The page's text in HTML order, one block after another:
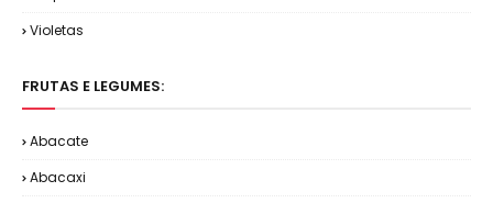
Violetas
FRUTAS E LEGUMES:
Abacate
Abacaxi